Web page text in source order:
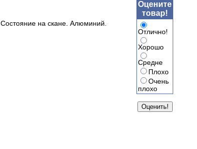
Состояние на скане. Алюминий.
Оцените
товар!
Отлично!
Хорошо
Средне
Плохо
Очень
плохо